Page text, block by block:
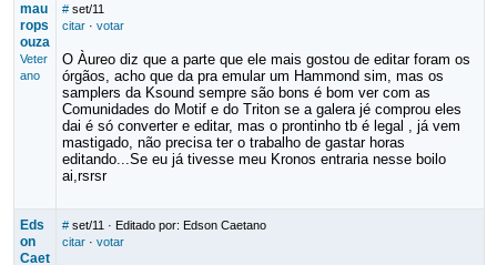
mau
rops
ouza
Veter
ano
# set/11
citar· votar
O Àureo diz que a parte que ele mais gostou de editar foram os
órgãos, acho que da pra emular um Hammond sim, mas os
samplers da Ksound sempre são bons é bom ver com as
Comunidades do Motif e do Triton se a galera jé comprou eles
dai é só converter e editar, mas o prontinho tb é legal , já vem
mastigado, não precisa ter o trabalho de gastar horas
editando...Se eu já tivesse meu Kronos entraria nesse boilo
ai,rsrsr
Eds
on
Caet
# set/11 · Editado por: Edson Caetano
citar· votar